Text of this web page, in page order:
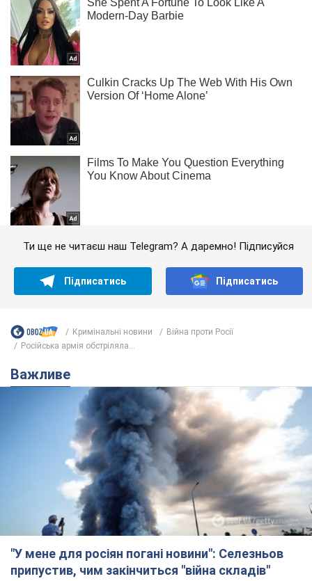
Ти ще не читаєш наш Telegram? А даремно! Підписуйся
Підписатись Підписатись
Кримінальні новини
Війна проти Росії
Російська армія обстріляла...
Важливе
"У мене для росіян погані новини": Селезньов
припустив, чим закінчиться "війна складів"